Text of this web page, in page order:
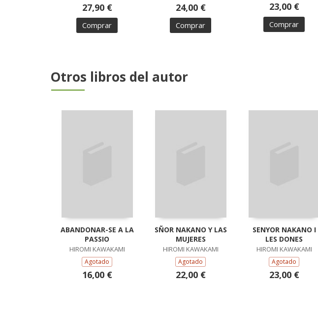
27,90 €
Comprar
24,00 €
Comprar
23,00 €
Comprar
Otros libros del autor
ABANDONAR-SE A LA
PASSIO
HIROMI KAWAKAMI
Agotado
16,00 €
SÑOR NAKANO Y LAS
MUJERES
HIROMI KAWAKAMI
Agotado
22,00 €
SENYOR NAKANO I
LES DONES
HIROMI KAWAKAMI
Agotado
23,00 €